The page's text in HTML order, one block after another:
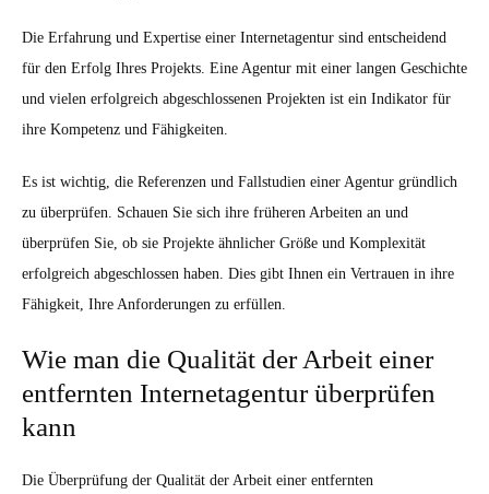
Die Erfahrung und Expertise einer Internetagentur sind entscheidend
für den Erfolg Ihres Projekts. Eine Agentur mit einer langen Geschichte
und vielen erfolgreich abgeschlossenen Projekten ist ein Indikator für
ihre Kompetenz und Fähigkeiten.
Es ist wichtig, die Referenzen und Fallstudien einer Agentur gründlich
zu überprüfen. Schauen Sie sich ihre früheren Arbeiten an und
überprüfen Sie, ob sie Projekte ähnlicher Größe und Komplexität
erfolgreich abgeschlossen haben. Dies gibt Ihnen ein Vertrauen in ihre
Fähigkeit, Ihre Anforderungen zu erfüllen.
Wie man die Qualität der Arbeit einer
entfernten Internetagentur überprüfen
kann
Die Überprüfung der Qualität der Arbeit einer entfernten